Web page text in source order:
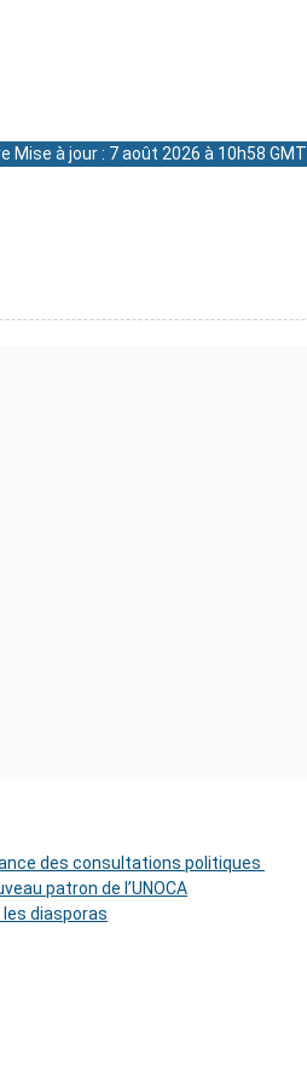
Mise à jour : 7 août 2026 à 10h58 GMT
des consultations politiques
patron de l’UNOCA
les diasporas